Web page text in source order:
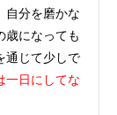
自分を磨かな
歳になっても
通じて少しで
一日にしてな